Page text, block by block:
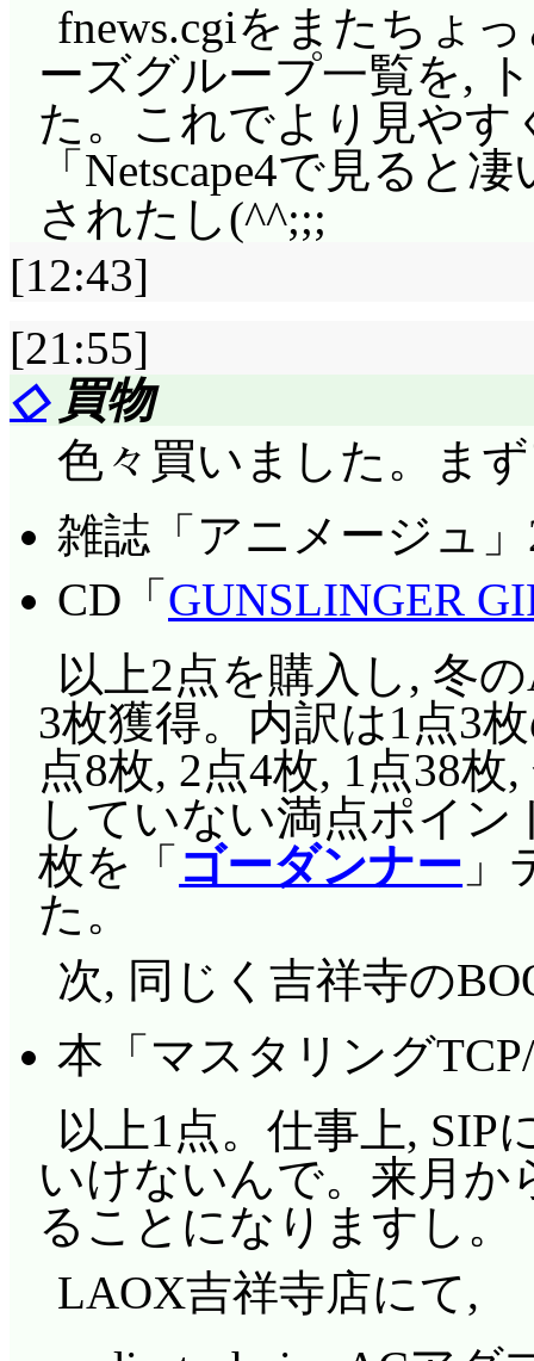
fnews.cgiをまたちょ
ーズグループ一覧を,
た。これでより見や
「Netscape4で見ると
されたし(^^;;;
[12:43]
[21:55]
◇買物
色々買いました。ま
雑誌「アニメージュ
CD「 GUNSLINGER
以上2点を購入し, 冬
3枚獲得。内訳は1点3
点8枚, 2点4枚, 1点38
していない満点ポイ
枚を「 ゴーダンナー
た。
次, 同じく吉祥寺の
本「マスタリング
以上1点。仕事上, SIP
いけないんで。来月か
ることになりますし。
LAOX吉祥寺店にて,